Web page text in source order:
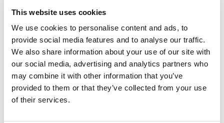
This website uses cookies
We use cookies to personalise content and ads, to
provide social media features and to analyse our traffic.
We also share information about your use of our site with
our social media, advertising and analytics partners who
may combine it with other information that you’ve
provided to them or that they’ve collected from your use
of their services.
Що це означає:Зовнішній провайдер повинен мати
не просто шлюз, а платформу з інструментами
виявлення фроду на рівні ядра.
Менше втрат, швидший запуск, менше ручної
роботи для команди.
Чому Tranzzo:Фрод-модуль у Tranzzo – частина